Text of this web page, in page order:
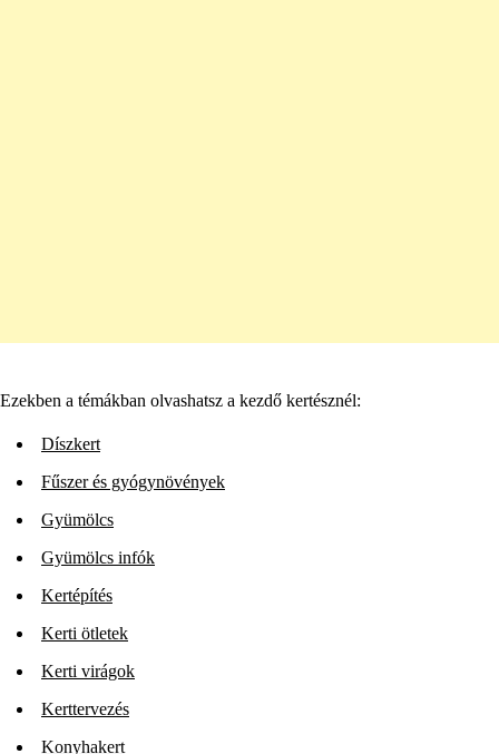
Ezekben a témákban olvashatsz a kezdő kertésznél:
Díszkert
Fűszer és gyógynövények
Gyümölcs
Gyümölcs infók
Kertépítés
Kerti ötletek
Kerti virágok
Kerttervezés
Konyhakert